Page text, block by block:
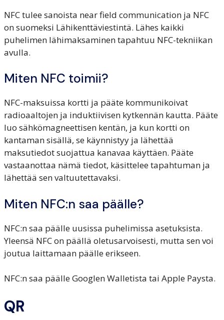
NFC tulee sanoista near field communication ja NFC
on suomeksi Lähikenttäviestintä. Lähes kaikki
puhelimen lähimaksaminen tapahtuu NFC-tekniikan
avulla.
Miten NFC toimii?
NFC-maksuissa kortti ja pääte kommunikoivat
radioaaltojen ja induktiivisen kytkennän kautta. Pääte
luo sähkömagneettisen kentän, ja kun kortti on
kantaman sisällä, se käynnistyy ja lähettää
maksutiedot suojattua kanavaa käyttäen. Pääte
vastaanottaa nämä tiedot, käsittelee tapahtuman ja
lähettää sen valtuutettavaksi.
Miten NFC:n saa päälle?
NFC:n saa päälle uusissa puhelimissa asetuksista.
Yleensä NFC on päällä oletusarvoisesti, mutta sen voi
joutua laittamaan päälle erikseen.
NFC:n saa päälle Googlen Walletista tai Apple Paysta.
QR